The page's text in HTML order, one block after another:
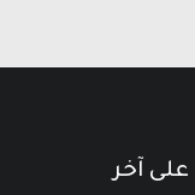
على آخر